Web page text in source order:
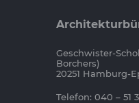
Geschwister-
Borchers)
20251 Hamburg-
Telefon: 040 – 51